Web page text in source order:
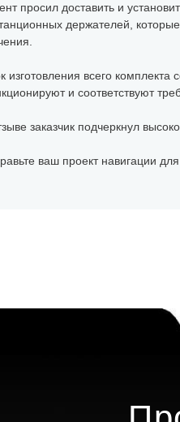
просил доставить и
держателей,
изготовления всего
и соответствуют
заказчик подчеркнул
ваш проект навигации